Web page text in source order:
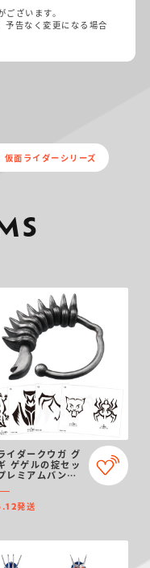
ざいます。
告なく変更になる場合
面ライダーシリーズ
イダークウガ グ
ゲゲルの掟セッ
レミアムバンダ
発送